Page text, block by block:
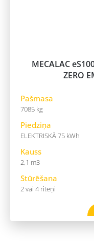
MECALAC
ZERO
Pašmasa
7085 kg
Piedziņa
ELEKTRISKĀ 75 kWh
Kauss
2,1 m3
Stūrēšana
2 vai 4 riteņi